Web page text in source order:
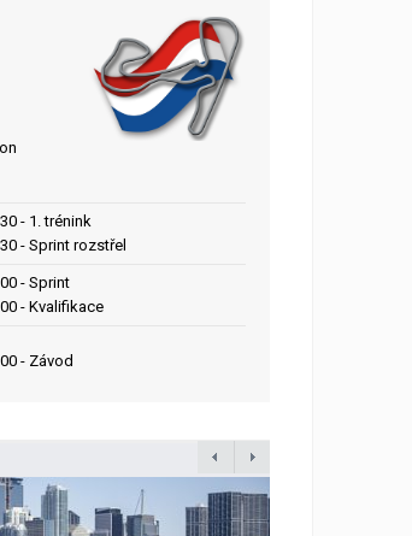
- 1. trénink
- Sprint rozstřel
- Sprint
- Kvalifikace
- Závod